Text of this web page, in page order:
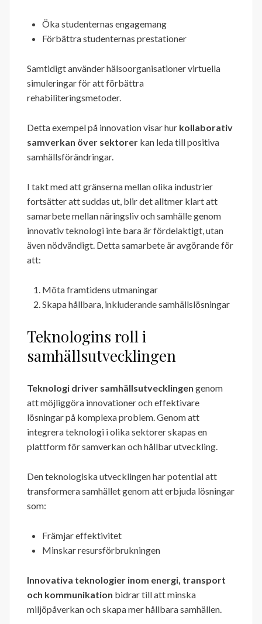
Öka studenternas engagemang
Förbättra studenternas prestationer
Samtidigt använder hälsoorganisationer virtuella
simuleringar för att förbättra
rehabiliteringsmetoder.
Detta exempel på innovation visar hur kollaborativ
samverkan över sektorer kan leda till positiva
samhällsförändringar.
I takt med att gränserna mellan olika industrier
fortsätter att suddas ut, blir det alltmer klart att
samarbete mellan näringsliv och samhälle genom
innovativ teknologi inte bara är fördelaktigt, utan
även nödvändigt. Detta samarbete är avgörande för
att:
Möta framtidens utmaningar
Skapa hållbara, inkluderande samhällslösningar
Teknologins roll i
samhällsutvecklingen
Teknologi driver samhällsutvecklingen genom
att möjliggöra innovationer och effektivare
lösningar på komplexa problem. Genom att
integrera teknologi i olika sektorer skapas en
plattform för samverkan och hållbar utveckling.
Den teknologiska utvecklingen har potential att
transformera samhället genom att erbjuda lösningar
som:
Främjar effektivitet
Minskar resursförbrukningen
Innovativa teknologier inom energi, transport
och kommunikation bidrar till att minska
miljöpåverkan och skapa mer hållbara samhällen.